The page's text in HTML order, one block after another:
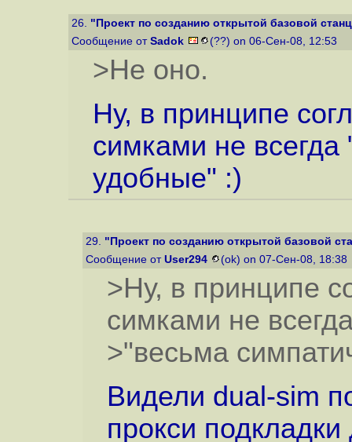
26. "Проект по созданию открытой базовой
Сообщение от Sadok (??) on 06-Сен-08, 12:53
>Не оно.
Ну, в принципе
симками не
удобные" :)
29. "Проект по созданию открытой базовой
Сообщение от User294 (ok) on 07-Сен-08, 18:38
>Ну, в принципе
симками не
>"весьма
Видели dual-sim
прокси